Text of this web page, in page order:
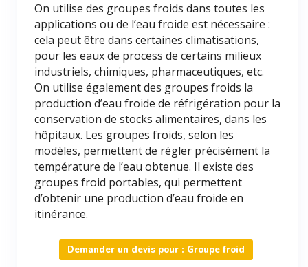
On utilise des groupes froids dans toutes les
applications ou de l’eau froide est nécessaire :
cela peut être dans certaines climatisations,
pour les eaux de process de certains milieux
industriels, chimiques, pharmaceutiques, etc.
On utilise également des groupes froids la
production d’eau froide de réfrigération pour la
conservation de stocks alimentaires, dans les
hôpitaux. Les groupes froids, selon les
modèles, permettent de régler précisément la
température de l’eau obtenue. Il existe des
groupes froid portables, qui permettent
d’obtenir une production d’eau froide en
itinérance.
Demander un devis pour : Groupe froid